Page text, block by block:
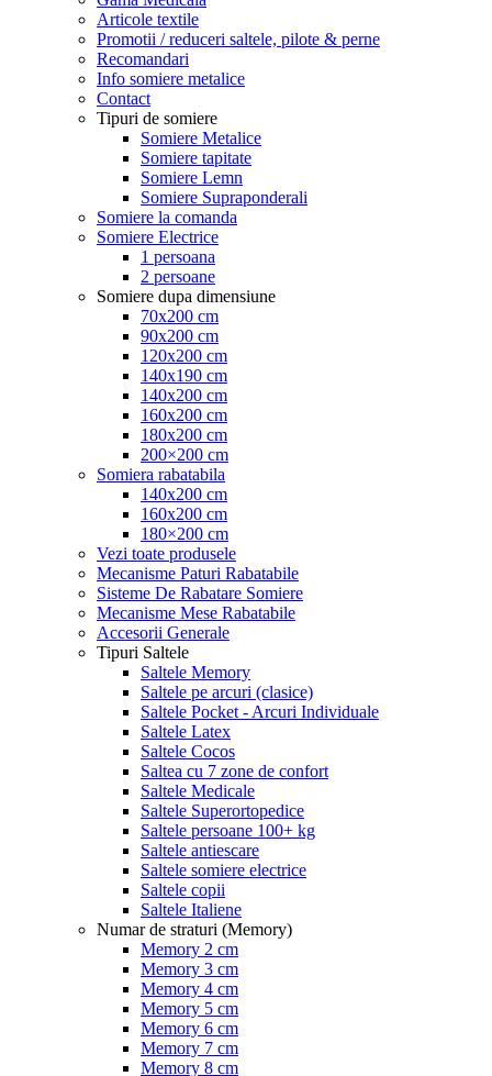
Articole textile
Promotii / reduceri saltele, pilote & perne
Recomandari
Info somiere metalice
Contact
Tipuri de somiere
Somiere Metalice
Somiere tapitate
Somiere Lemn
Somiere Supraponderali
Somiere la comanda
Somiere Electrice
1 persoana
2 persoane
Somiere dupa dimensiune
70x200 cm
90x200 cm
120x200 cm
140x190 cm
140x200 cm
160x200 cm
180x200 cm
200×200 cm
Somiera rabatabila
140x200 cm
160x200 cm
180×200 cm
Vezi toate produsele
Mecanisme Paturi Rabatabile
Sisteme De Rabatare Somiere
Mecanisme Mese Rabatabile
Accesorii Generale
Tipuri Saltele
Saltele Memory
Saltele pe arcuri (clasice)
Saltele Pocket - Arcuri Individuale
Saltele Latex
Saltele Cocos
Saltea cu 7 zone de confort
Saltele Medicale
Saltele Superortopedice
Saltele persoane 100+ kg
Saltele antiescare
Saltele somiere electrice
Saltele copii
Saltele Italiene
Numar de straturi (Memory)
Memory 2 cm
Memory 3 cm
Memory 4 cm
Memory 5 cm
Memory 6 cm
Memory 7 cm
Memory 8 cm